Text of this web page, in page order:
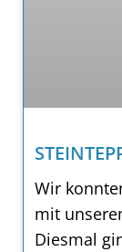
Wir
mit
Diesmal